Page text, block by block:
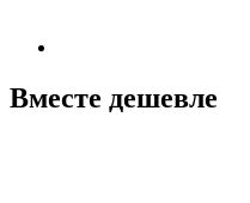
Вместе дешевле